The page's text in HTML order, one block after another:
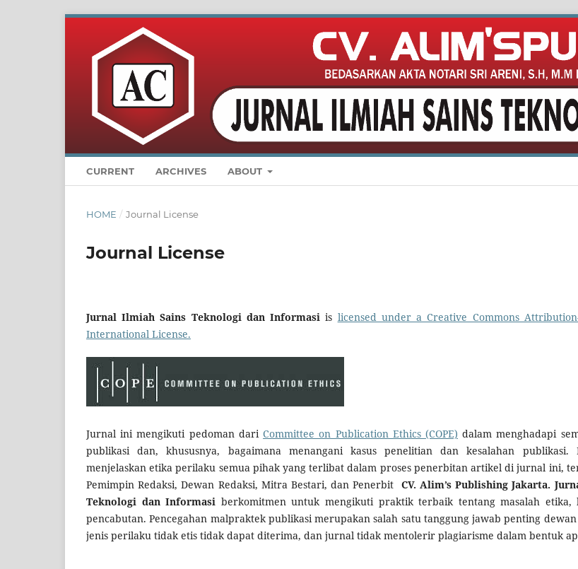
CURRENT ARCHIVES ABOUT
HOME / Journal License
Journal License
Jurnal Ilmiah Sains Teknologi dan Informasi is licensed under a Creative Commons
International License.
Jurnal ini mengikuti pedoman dariCommittee on Publication Ethics (COPE) dalam menghadapi
publikasi dan, khususnya, bagaimana menangani kasus penelitian dan kesalahan publikasi.
menjelaskan etika perilaku semua pihak yang terlibat dalam proses penerbitan artikel di jurnal ini,
Pemimpin Redaksi, Dewan Redaksi, Mitra Bestari, dan Penerbit CV. Alim’s Publishing Jakarta.
Teknologi dan Informasi berkomitmen untuk mengikuti praktik terbaik tentang masalah etika,
pencabutan. Pencegahan malpraktek publikasi merupakan salah satu tanggung jawab penting dewan
jenis perilaku tidak etis tidak dapat diterima, dan jurnal tidak mentolerir plagiarisme dalam bentuk